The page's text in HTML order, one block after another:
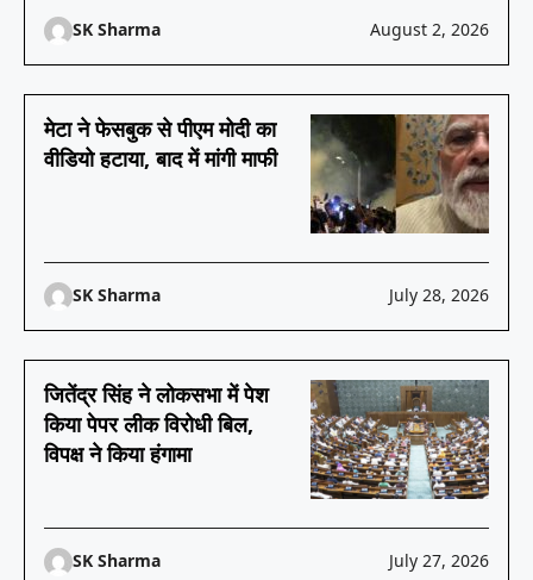
SK Sharma August 2, 2026
मेटा ने फेसबुक से पीएम मोदी का
वीडियो हटाया, बाद में मांगी माफी
SK Sharma July 28, 2026
जितेंद्र सिंह ने लोकसभा में पेश
किया पेपर लीक विरोधी बिल,
विपक्ष ने किया हंगामा
SK Sharma July 27, 2026